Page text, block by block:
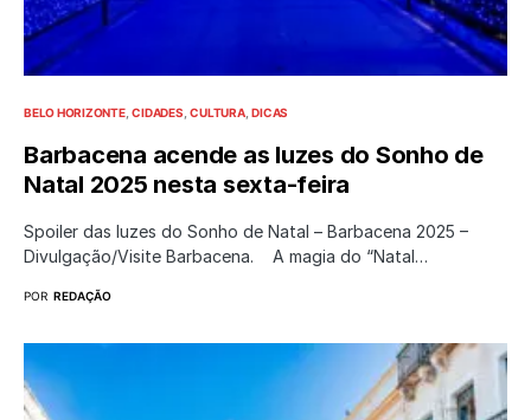
BELO HORIZONTE CIDADES CULTURA DICAS
Barbacena acende as luzes do Sonho de
Natal 2025 nesta sexta-feira
Spoiler das luzes do Sonho de Natal – Barbacena 2025 –
Divulgação/Visite Barbacena. A magia do “Natal…
POR REDAÇÃO